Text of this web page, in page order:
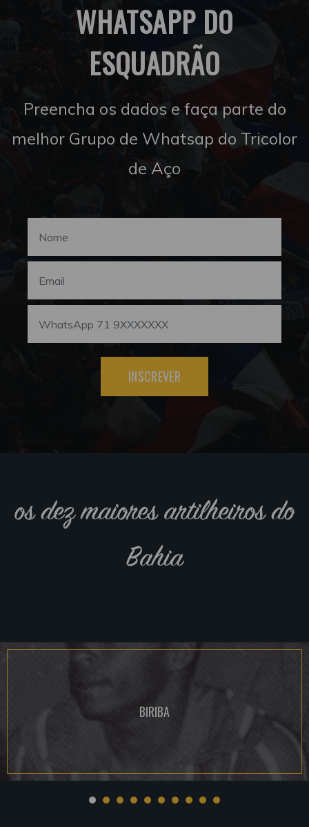
WHATSAPP DO
ESQUADRÃO
Preencha os dados e faça parte do
melhor Grupo de Whatsap do Tricolor
de Aço
INSCREVER
os dez maiores artilheiros do
Bahia
BIRIBA